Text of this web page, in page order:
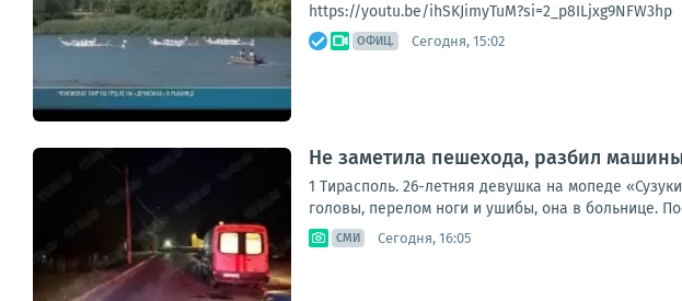
https://youtu.be/ihSKJimyTuM?si=2_p8ILjxg9NFW3hp
ОФИЦ. Сегодня, 15:02
Не заметила пешехода, разбил
1 Тирасполь. 26-летняя девушка на мопеде
головы, перелом ноги и ушибы, она в больнице.
СМИ Сегодня, 16:05